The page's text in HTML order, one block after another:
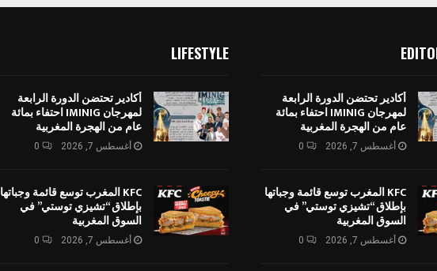
أكادير تحتضن الدورة الرابعة
لمهرجان IMINIG احتفاء بمائة
عام من الهجرة المغربية
أغسطس 7, 2026 0
KFC المغرب توسع قائمة وجباتها
بإطلاق “تشيزي توستي” في
السوق المغربية
أغسطس 7, 2026 0
LIFESTYLE
أكادير تحتضن الدورة الرابعة
لمهرجان IMINIG احتفاء بمائة
عام من الهجرة المغربية
أغسطس 7, 2026 0
KFC المغرب توسع قائمة وجباتها
بإطلاق “تشيزي توستي” في
السوق المغربية
أغسطس 7, 2026 0